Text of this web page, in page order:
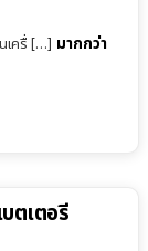
เครื่ […] มากกว่า
ตเตอรี่